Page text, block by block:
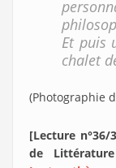
Et puis
chalet
(Photographie
[Lecture
de